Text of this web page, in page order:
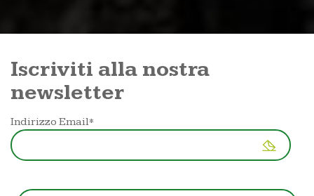
Iscriviti alla nostra
newsletter
Indirizzo Email*